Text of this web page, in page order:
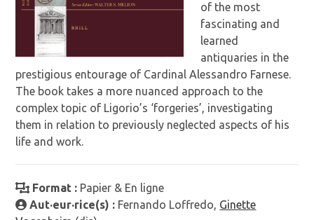
of the most
fascinating and
learned
antiquaries in the
prestigious entourage of Cardinal Alessandro Farnese.
The book takes a more nuanced approach to the
complex topic of Ligorio’s ‘forgeries’, investigating
them in relation to previously neglected aspects of his
life and work.
Format : Papier & En ligne
Aut·eur·rice(s) : Fernando Loffredo, Ginette